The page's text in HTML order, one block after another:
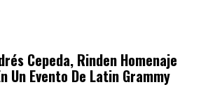
Cepeda, Rinden Homenaje
Un Evento De Latin Grammy